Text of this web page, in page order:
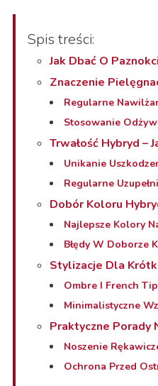
Spis treści:
Jak Dbać O
Znaczenie
Regularne
Stosowanie
Trwałość Hybryd –
Unikanie
Regularne
Dobór Koloru
Najlepsze Kolory
Błędy W Doborze
Stylizacje Dla
Ombre I French
Minimalistyczne
Praktyczne Porady
Noszenie
Ochrona Przed